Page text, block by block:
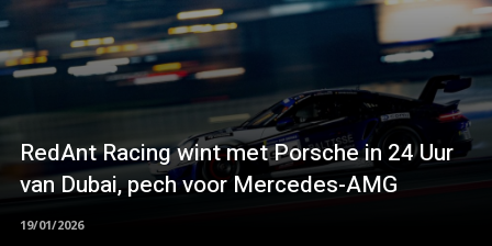
RedAnt Racing wint met Porsche in 24 Uur
van Dubai, pech voor Mercedes-AMG
19/01/2026